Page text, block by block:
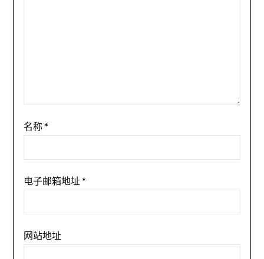
名称*
电子邮箱地址*
网站地址